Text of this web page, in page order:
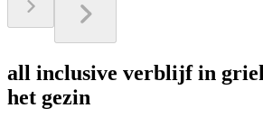
all inclusive verblijf in
het gezin